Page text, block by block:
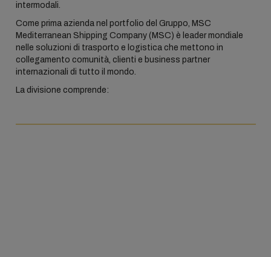
intermodali.
Come prima azienda nel portfolio del Gruppo, MSC
Mediterranean Shipping Company (MSC) è leader mondiale
nelle soluzioni di trasporto e logistica che mettono in
collegamento comunità, clienti e business partner
internazionali di tutto il mondo.
La divisione comprende: